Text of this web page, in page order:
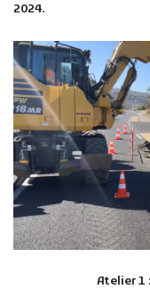
2024.
Atelier 1